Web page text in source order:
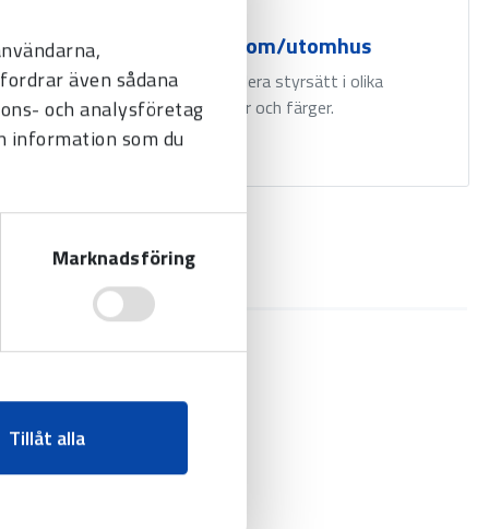
även sådana
och analysföretag
information som du
Marknadsföring
Tillåt alla
Lumex, inom/utomhus
Finns med flera styrsätt i olika
teckenhöjder och färger.